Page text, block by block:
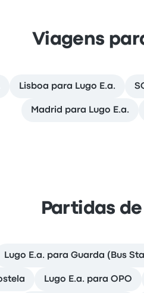
Viagens
Lisboa para Lugo E.a.
Madrid para Lugo E.a.
Partidas
Lugo E.a. para Guarda (Bus
Lugo E.a. para OPO